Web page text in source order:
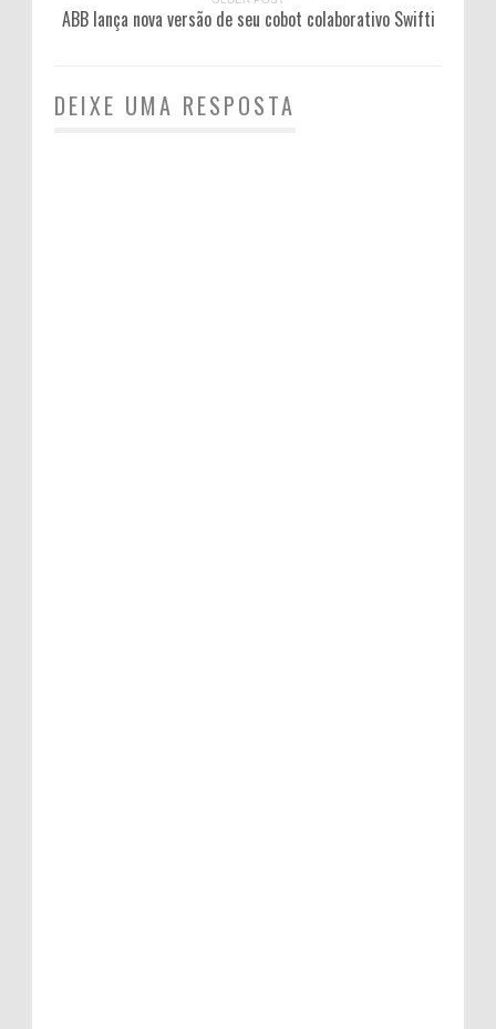
ABB lança nova versão de seu cobot colaborativo Swifti
DEIXE UMA RESPOSTA